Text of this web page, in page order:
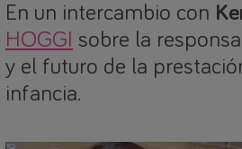
En un intercambio con
HOGGI sobre la
y el futuro de la
infancia.